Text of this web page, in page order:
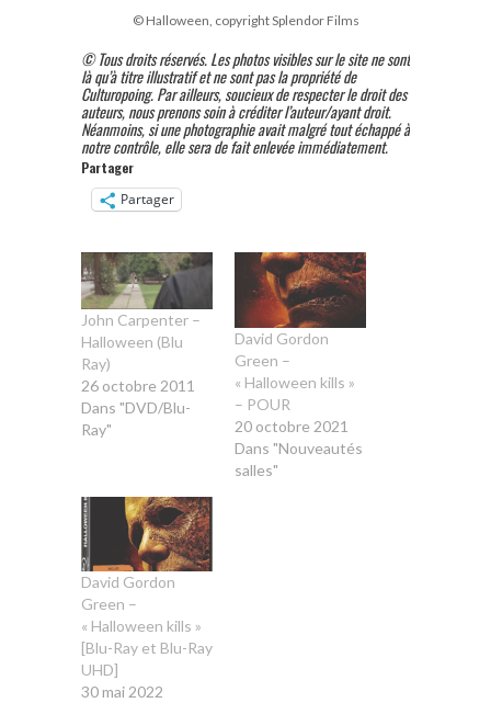
© Halloween, copyright Splendor Films
© Tous droits réservés. Les photos visibles sur le site ne sont
là qu’à titre illustratif et ne sont pas la propriété de
Culturopoing. Par ailleurs, soucieux de respecter le droit des
auteurs, nous prenons soin à créditer l’auteur/ayant droit.
Néanmoins, si une photographie avait malgré tout échappé à
notre contrôle, elle sera de fait enlevée immédiatement.
Partager
Partager
John Carpenter –
Halloween (Blu
Ray)
26 octobre 2011
Dans "DVD/Blu-
Ray"
David Gordon
Green –
« Halloween kills »
– POUR
20 octobre 2021
Dans "Nouveautés
salles"
David Gordon
Green –
« Halloween kills »
[Blu-Ray et Blu-Ray
UHD]
30 mai 2022